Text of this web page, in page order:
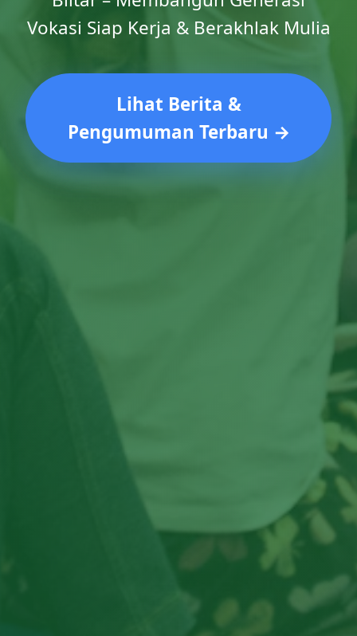
Vokasi Siap Kerja & Berakhlak Mulia
Lihat Berita &
Pengumuman Terbaru →